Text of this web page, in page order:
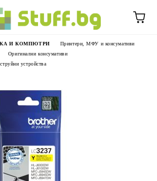
И КОМПЮТРИ
Принтери, МФУ и консумативи
Оригинални консумативи
устройства